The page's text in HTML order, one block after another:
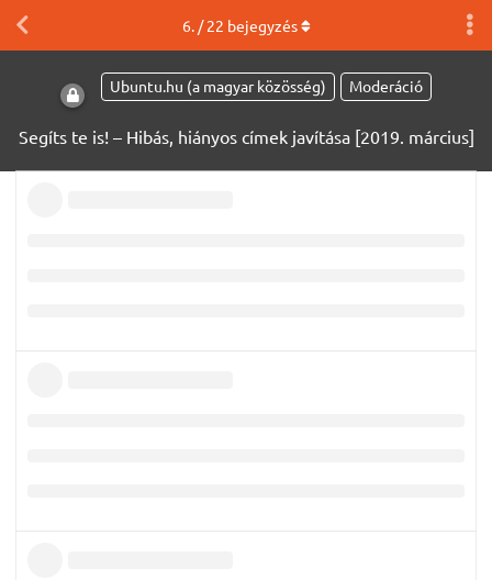
Ubuntu.hu (a magyar közösség) Moderáció
Segíts te is! – Hibás, hiányos címek javítása [2019. március]
6. /22 bejegyzés